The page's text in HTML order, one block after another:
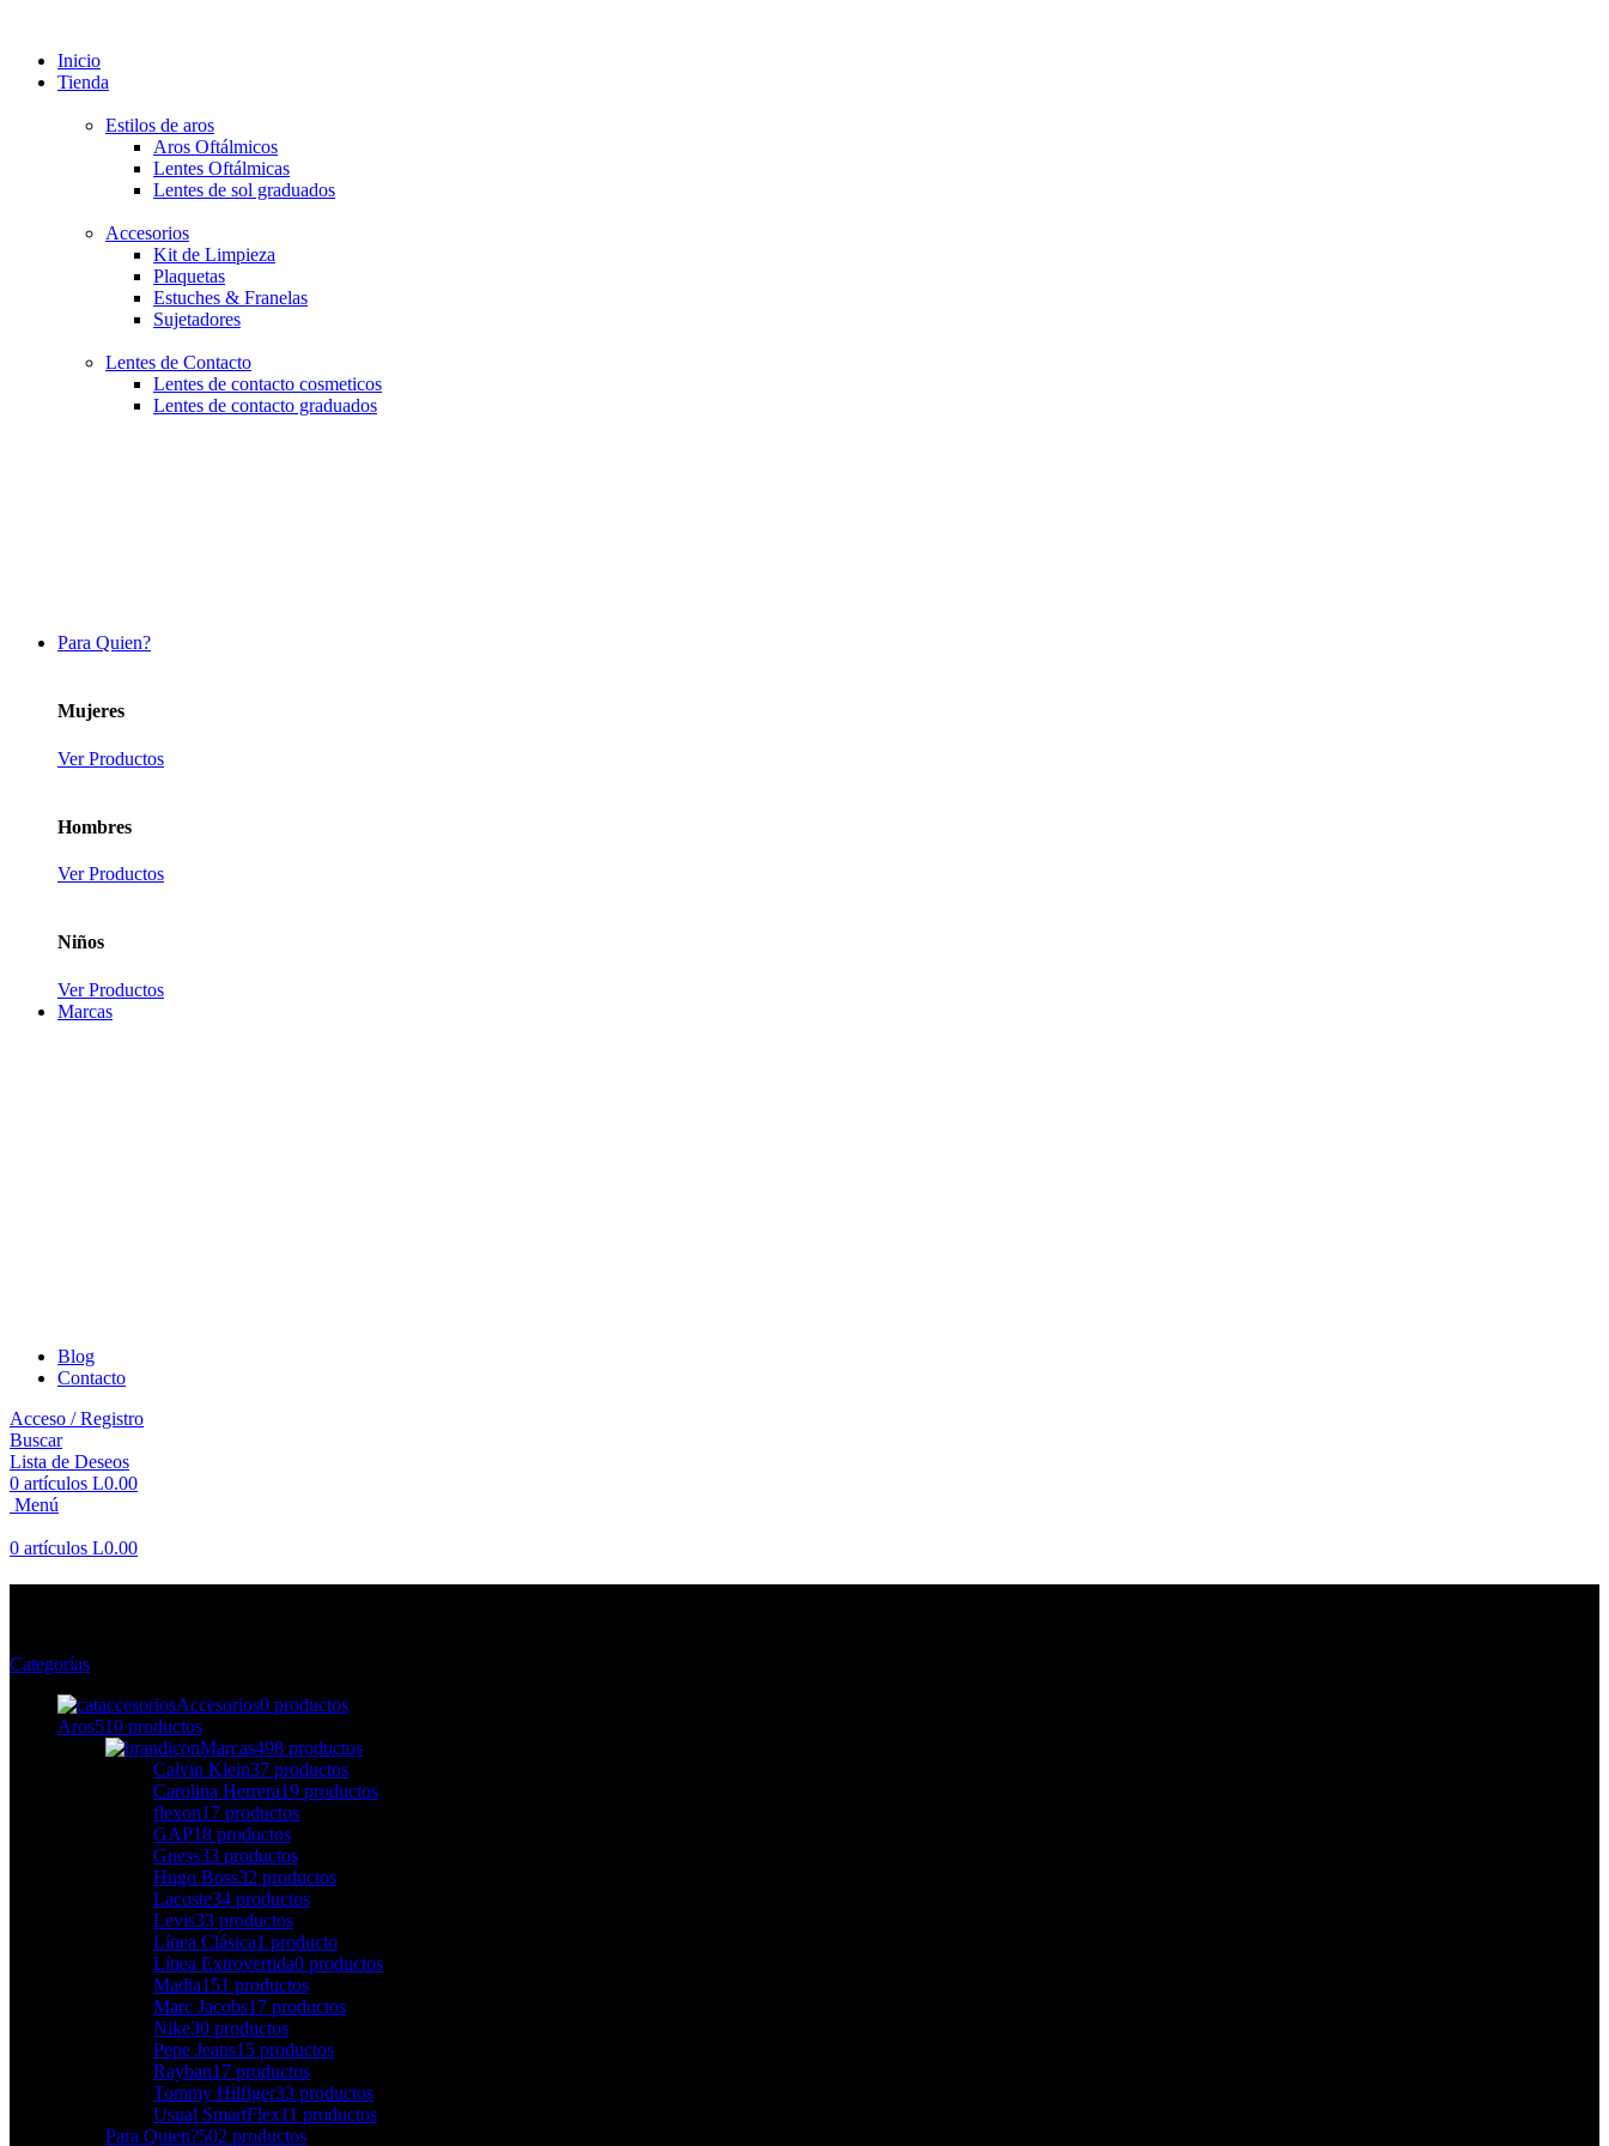
Inicio
Tienda
Estilos de aros
Aros Oftálmicos
Lentes Oftálmicas
Lentes de sol graduados
Accesorios
Kit de Limpieza
Plaquetas
Estuches & Franelas
Sujetadores
Lentes de Contacto
Lentes de contacto cosmeticos
Lentes de contacto graduados
Para Quien?
Mujeres
Ver Productos
Hombres
Ver Productos
Niños
Ver Productos
Marcas
Blog
Contacto
Acceso / Registro
Buscar
Lista de Deseos
0 artículos L0.00
Menú
0 artículos L0.00
Categorías
Accesorios0 productos
Aros510 productos
Marcas498 productos
Calvin Klein37 productos
Carolina Herrera19 productos
flexon17 productos
GAP18 productos
Guess33 productos
Hugo Boss32 productos
Lacoste34 productos
Levis33 productos
Línea Clásica1 producto
Línea Extrovertida0 productos
Madia151 productos
Marc Jacobs17 productos
Nike30 productos
Pepe Jeans15 productos
Rayban17 productos
Tommy Hilfiger33 productos
Usual SmartFlex11 productos
Para Quien?502 productos